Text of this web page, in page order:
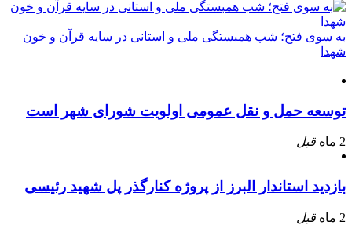
به سوی فتح؛ شب همبستگی ملی و استانی در سایه قرآن و خون
شهدا
توسعه حمل و نقل عمومی اولویت شورای شهر است
2 ماه قبل
بازدید استاندار البرز از پروژه کنارگذر پل شهید رئیسی
2 ماه قبل